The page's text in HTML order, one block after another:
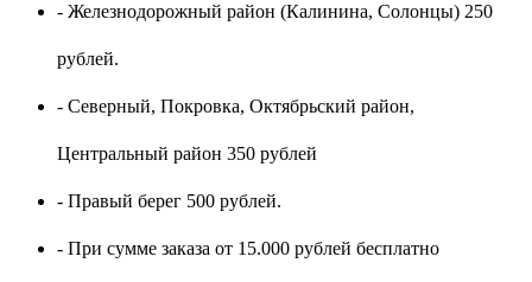
- Железнодорожный район (Калинина, Солонцы) 250
рублей.
- Северный, Покровка, Октябрьский район,
Центральный район 350 рублей
- Правый берег 500 рублей.
- При сумме заказа от 15.000 рублей бесплатно